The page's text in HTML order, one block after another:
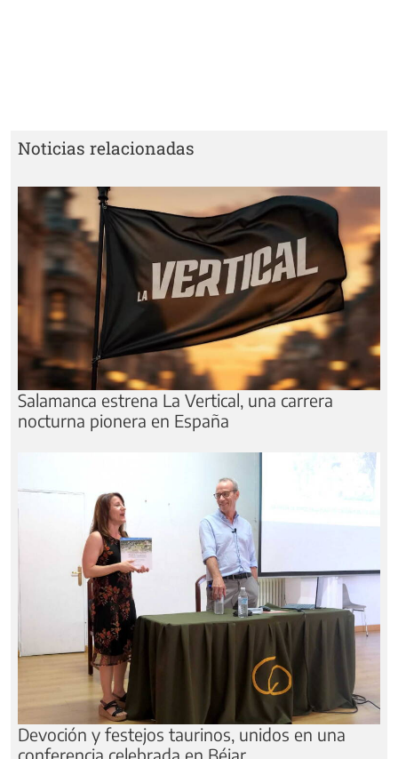
Noticias relacionadas
Salamanca estrena La Vertical, una carrera
nocturna pionera en España
Devoción y festejos taurinos, unidos en una